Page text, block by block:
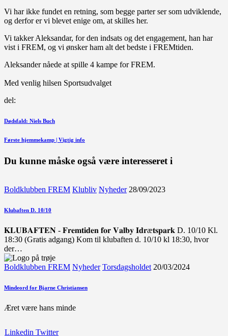
Vi har ikke fundet en retning, som begge parter ser som udviklende,
og derfor er vi blevet enige om, at skilles her.
Vi takker Aleksandar, for den indsats og det engagement, han har
vist i FREM, og vi ønsker ham alt det bedste i FREMtiden.
Aleksander nåede at spille 4 kampe for FREM.
Med venlig hilsen Sportsudvalget
del:
Indlægsnavigation
Forrige
Dødsfald: Niels Buch
Næste
Første hjemmekamp | Vigtig info
Du kunne måske også være interesseret i
Boldklubben FREM Klubliv Nyheder 28/09/2023
Klubaften D. 10/10
𝐊𝐋𝐔𝐁𝐀𝐅𝐓𝐄𝐍 - 𝐅𝐫𝐞𝐦𝐭𝐢𝐝𝐞𝐧 𝐟𝐨𝐫 𝐕𝐚𝐥𝐛𝐲 𝐈𝐝𝐫æ𝐭𝐬𝐩𝐚𝐫𝐤 D. 10/10 Kl.
18:30 (Gratis adgang) Kom til klubaften d. 10/10 kl 18:30, hvor
der…
Boldklubben FREM Nyheder Torsdagsholdet 20/03/2024
Mindeord for Bjarne Christiansen
Æret være hans minde
Linkedin Twitter